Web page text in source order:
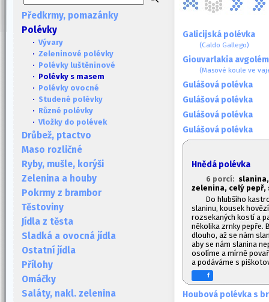
Předkrmy, pomazánky
Polévky
· Vývary
· Zeleninové polévky
· Polévky luštěninové
· Polévky s masem
· Polévky ovocné
· Studené polévky
· Různé polévky
· Vložky do polévek
Drůbež, ptactvo
Maso rozličné
Ryby, mušle, korýši
Zelenina a houby
Pokrmy z brambor
Těstoviny
Jídla z těsta
Sladká a ovocná jídla
Ostatní jídla
Přílohy
Omáčky
Saláty, nakl. zelenina
Galicijská polévka
(Caldo Gallego)
Giouvarlakia
(Masové koule ve
Gulášová polévka
Gulášová polévka
Gulášová polévka
Gulášová polévka
Hnědá polévka
6 porcí:
zelenina, celý pepř,
Do hlubšího
slaninu, kousek
rozsekaných kostí a
několika zrnky pepře.
dlouho, až se nám
aby se nám slanina
osolíme a mírně
a podáváme s
f
Houbová polévka s